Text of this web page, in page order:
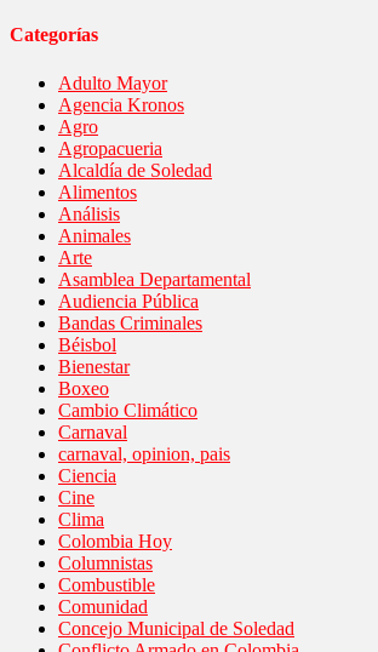
Categorías
Adulto Mayor
Agencia Kronos
Agro
Agropacueria
Alcaldía de Soledad
Alimentos
Análisis
Animales
Arte
Asamblea Departamental
Audiencia Pública
Bandas Criminales
Béisbol
Bienestar
Boxeo
Cambio Climático
Carnaval
carnaval, opinion, pais
Ciencia
Cine
Clima
Colombia Hoy
Columnistas
Combustible
Comunidad
Concejo Municipal de Soledad